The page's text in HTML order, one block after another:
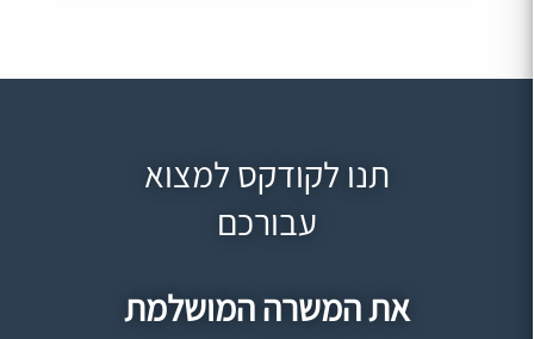
תנו לקודקס למצוא
עבורכם
את המשרה המושלמת